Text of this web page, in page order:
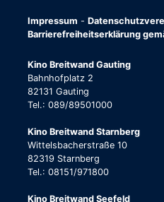
Impressum -
Barrierefreiheitserklärung
Kino Breitwand Gauting
Bahnhofplatz 2
82131 Gauting
Tel.: 089/89501000
Kino Breitwand Starnberg
Wittelsbacherstraße 10
82319 Starnberg
Tel.: 08151/971800
Kino Breitwand Seefeld